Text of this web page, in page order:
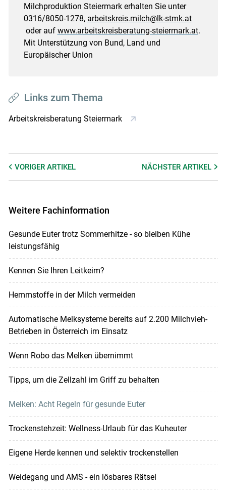
Milchproduktion Steiermark erhalten Sie unter
0316/8050-1278, arbeitskreis.milch@lk-stmk.at
oder auf www.arbeitskreisberatung-steiermark.at.
Mit Unterstützung von Bund, Land und
Europäischer Union
Links zum Thema
Arbeitskreisberatung Steiermark
VORIGER ARTIKEL NÄCHSTERARTIKEL
Weitere Fachinformation
Gesunde Euter trotz Sommerhitze - so bleiben Kühe
leistungsfähig
Kennen Sie Ihren Leitkeim?
Hemmstoffe in der Milch vermeiden
Automatische Melksysteme bereits auf 2.200 Milchvieh-
Betrieben in Österreich im Einsatz
Wenn Robo das Melken übernimmt
Tipps, um die Zellzahl im Griff zu behalten
Melken: Acht Regeln für gesunde Euter
Trockenstehzeit: Wellness-Urlaub für das Kuheuter
Eigene Herde kennen und selektiv trockenstellen
Weidegang und AMS - ein lösbares Rätsel